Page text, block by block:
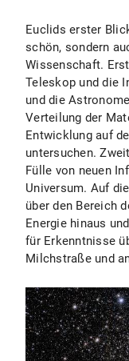
Euclids erster
schön, sondern
Wissenschaft.
Teleskop und die
und die
Verteilung der
Entwicklung auf
untersuchen.
Fülle von neuen
Universum. Auf
über den Bereich
Energie hinaus
für Erkenntnisse
Milchstraße und